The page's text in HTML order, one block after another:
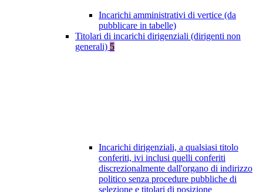
Incarichi amministrativi di vertice (da
pubblicare in tabelle)
Titolari di incarichi dirigenziali (dirigenti non
generali) 5
Incarichi dirigenziali, a qualsiasi titolo
conferiti, ivi inclusi quelli conferiti
discrezionalmente dall'organo di indirizzo
politico senza procedure pubbliche di
selezione e titolari di posizione